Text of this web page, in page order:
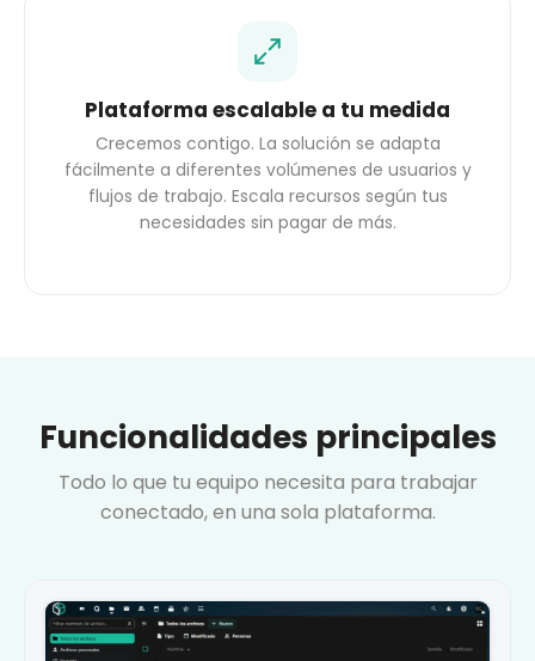
Plataforma escalable a tu medida
Crecemos contigo. La solución se adapta
fácilmente a diferentes volúmenes de usuarios y
flujos de trabajo. Escala recursos según tus
necesidades sin pagar de más.
Funcionalidades principales
Todo lo que tu equipo necesita para trabajar
conectado, en una sola plataforma.